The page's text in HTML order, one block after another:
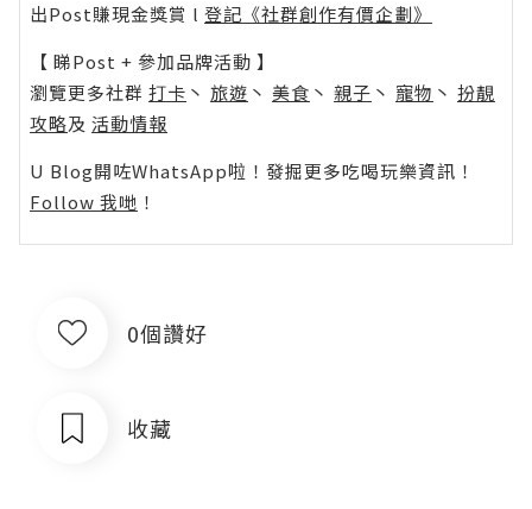
出Post賺現金獎賞 l 登記《社群創作有價企劃》
【 睇Post + 參加品牌活動 】
瀏覽更多社群 打卡 丶 旅遊 丶 美食 丶 親子 丶 寵物 丶 扮靚
攻略及 活動情報
U Blog開咗WhatsApp啦！發掘更多吃喝玩樂資訊！
Follow 我哋 ！
0個讚好
收藏